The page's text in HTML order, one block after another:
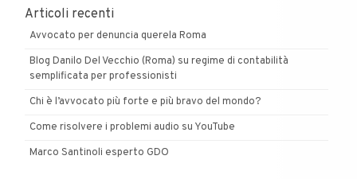
Articoli recenti
Avvocato per denuncia querela Roma
Blog Danilo Del Vecchio (Roma) su regime di contabilità
semplificata per professionisti
Chi è l’avvocato più forte e più bravo del mondo?
Come risolvere i problemi audio su YouTube
Marco Santinoli esperto GDO